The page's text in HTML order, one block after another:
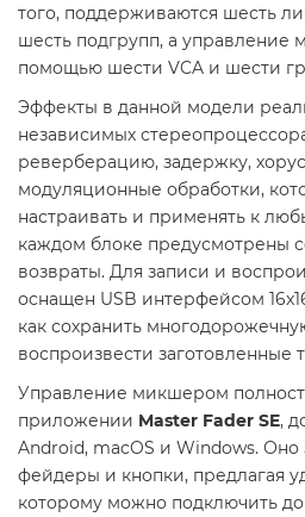
того, поддерживаются шесть
шесть подгрупп, а управление
помощью шести VCA и шести
Эффекты в данной модели
независимых
реверберацию, задержку,
модуляционные обработки,
настраивать и применять к
каждом блоке предусмотрены
возвраты. Для записи и
оснащен USB интерфейсом
как сохранить
воспроизвести заготовленные
Управление микшером
приложении Master Fader SE,
Android, macOS и Windows.
фейдеры и кнопки, предлагая
которому можно подключить